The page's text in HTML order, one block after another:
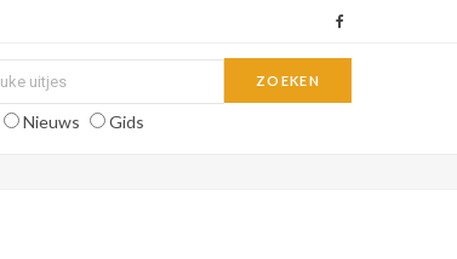
c
Nieuws Gids